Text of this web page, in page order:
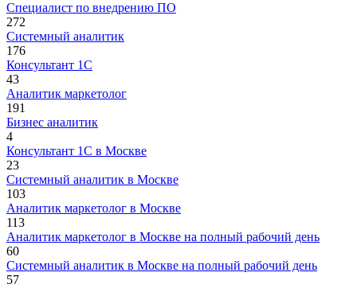
Специалист по внедрению ПО
272
Системный аналитик
176
Консультант 1С
43
Аналитик маркетолог
191
Бизнес аналитик
4
Консультант 1С в Москве
23
Системный аналитик в Москве
103
Аналитик маркетолог в Москве
113
Аналитик маркетолог в Москве на полный рабочий день
60
Системный аналитик в Москве на полный рабочий день
57